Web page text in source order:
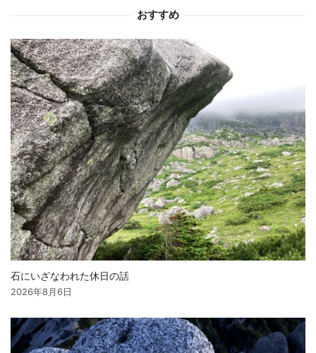
ン
おすすめ
石にいざなわれた休日の話
2026年8月6日